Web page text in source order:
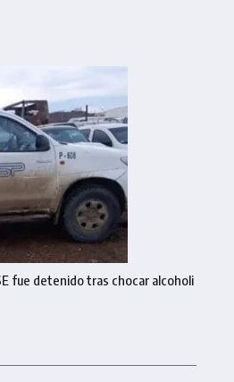
fue detenido tras chocar alcoholi